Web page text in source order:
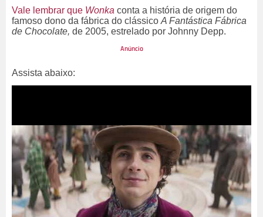
Vale lembrar que Wonka conta a história de origem do
famoso dono da fábrica do clássico A Fantástica Fábrica
de Chocolate, de 2005, estrelado por Johnny Depp.
Assista abaixo: